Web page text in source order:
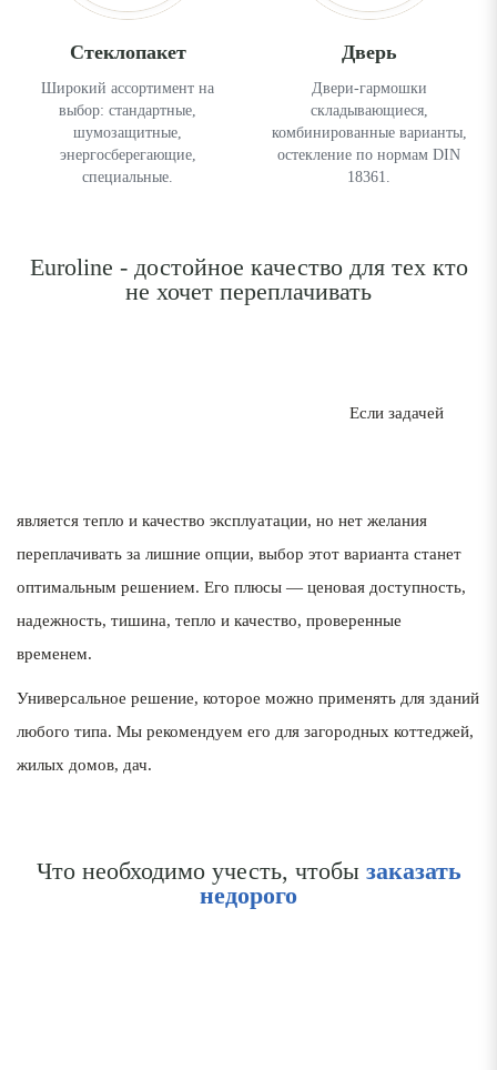
Стеклопакет
Широкий ассортимент на
выбор: стандартные,
шумозащитные,
энергосберегающие,
специальные.
Дверь
Двери-гармошки
складывающиеся,
комбинированные варианты,
остекление по нормам DIN
18361.
Что необходимо учесть, чтобы заказать
недорого
Euroline - достойное качество для тех кто
не хочет переплачивать
Если задачей
является тепло и качество эксплуатации, но нет желания
переплачивать за лишние опции, выбор этот варианта станет
оптимальным решением. Его плюсы — ценовая доступность,
надежность, тишина, тепло и качество, проверенные
временем.
Универсальное решение, которое можно применять для зданий
любого типа. Мы рекомендуем его для загородных коттеджей,
жилых домов, дач.